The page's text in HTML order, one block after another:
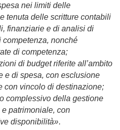
nei limiti delle
tenuta delle scritture contabili
finanziarie e di analisi di
competenza, nonché
di competenza;
di budget riferite all’ambito
e di spesa, con esclusione
con vincolo di destinazione;
complessivo della gestione
patrimoniale, con
disponibilità».